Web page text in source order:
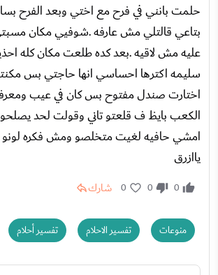
حلمت بانني في فرح مع اختي وبعد الفرح
بتاعي قالتلي مش عارفه .شوفيي مكان
عليه مش لاقيه .بعد كده طلعت مكان كله
سليمه اكترها احساسي انها حاجتي بس
اختارت صندل مفتوح بس كان في عيب
الكعب بايظ ف قلعتو تاني وقولت لحد
امشي حافيه لغيت متخلصو ومش فكره لونو
ياازرق
0
0
0 شارك
منوعات تفسير الاحلام تفسير أحلام